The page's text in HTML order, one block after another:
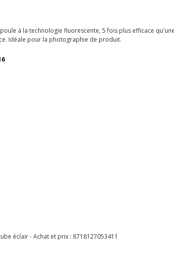
à la technologie fluorescente, 5 fois plus efficace
Idéale pour la photographie de produit.
éclair - Achat et prix : 8718127053411